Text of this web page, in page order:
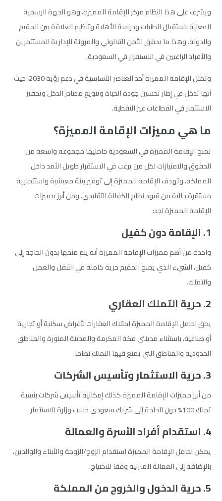
ويشرف على هذا النظام مركز الإقامة المميزة، وهو الجهة الرسمية
المعنية باستقبال الطلبات ودراسة الأهلية وتنظيم العلاقة بين المقيم
والدولة. وهذا ما يحقق الأمن القانوني والمرونة الإدارية للمستثمرين
والأفراد الراغبين في الاستقرار في السعودية.
وتمثل الإقامة المميزة أحد العناصر الأساسية في دعم رؤية 2030، حيث
أنها تدخل في إطار تحسين جودة الحياة وتنويع مصادر الدخل وتحفيز
الاستثمار في القطاعات غير النفطية.
ما هي مميزات الإقامة المميزة؟
تمنح الإقامة المميزة في السعودية حامليها مجموعة واسعة من
الحقوق والامتيازات لكل من يرغب في الاستقرار طويل الأمد داخل
المملكة. وتهدف الإقامة المميزة إلى توفير بيئة معيشية واستثمارية
مستقرة خالية من قيود نظام الكفالة التقليدي. ومن أبرز مميزات
الإقامة المميزة نجد:
1. الإقامة دون كفيل
واحدة من أهم مميزات الإقامة المميزة أنه يتم منحها بدون الحاجة إلى
كفيل، الشيء الذي يمنح المقيم حرية كاملة في التنقل والعمل
والتملك.
2. حرية التملك العقاري
يحق لحامل الإقامة المميزة امتلاك العقارات لأغراض سكنية أو تجارية
أو صناعية، باستثناء مدينتي مكة المكرمة والمدينة المنورة والمناطق
الحدودية والمناطق التي يمنع فيها التملك نظاما.
3. حرية الاستثمار وتأسيس الشركات
من أبرز مميزات الإقامة المميزة كذلك إمكانية تأسيس شركات بنسبة
تملك 100% دون الحاجة إلى شريك سعودي حسب وزارة الاستثمار
4. استقدام أفراد الأسرة والعمالة
يمكن لحامل الإقامة المميزة استقدام الزوج/الزوجة والأبناء والوالدين،
بالإضافة إلى العمالة المنزلية وفقا للاحتياج.
5. حرية الدخول والخروج من المملكة